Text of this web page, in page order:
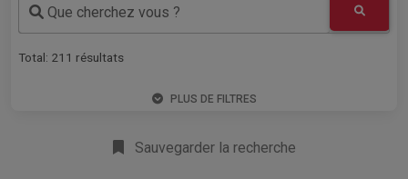
Que cherchez vous ?
Total: 211 résultats
PLUS DE FILTRES
Sauvegarder la recherche